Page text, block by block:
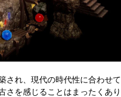
され、現代の時代性に合わせて
さを感じることはまったくあり